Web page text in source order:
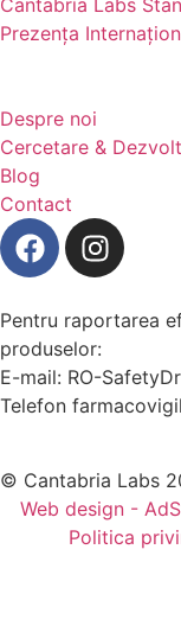
Cantabria Labs
(se deschide într-o
Prezența
Despre noi
Cercetare &
Blog
Contact
(se (se
Pentru raportarea
produselor:
E-mail: RO-
Telefon
© Cantabria Labs
Web design -
(se
Politica